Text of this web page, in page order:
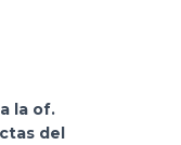
la of.
del